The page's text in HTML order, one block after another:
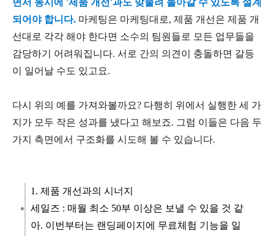
되어야 합니다. 마케팅은 마케팅대로, 제품 개선은 제품 개
선대로 각각 해야 한다면 소수의 팀원들로 모든 업무들을
감당하기 어려워집니다. 서로 간의 의견이 충돌하면 갈등
이 일어날 수도 있고요.
다시 위의 예를 가져와볼까요? 다행히 위에서 실행한 세 가
지가 모두 작은 성과를 냈다고 해보죠. 그럼 이들은 다음 두
가지 측면에서 구조화를 시도해 볼 수 있습니다.
1. 제품 개선과의 시너지
세일즈 : 매월 최소 50부 이상은 보낼 수 있을 것 같
아. 이번부터는 랜딩페이지에 무료체험 기능을 일